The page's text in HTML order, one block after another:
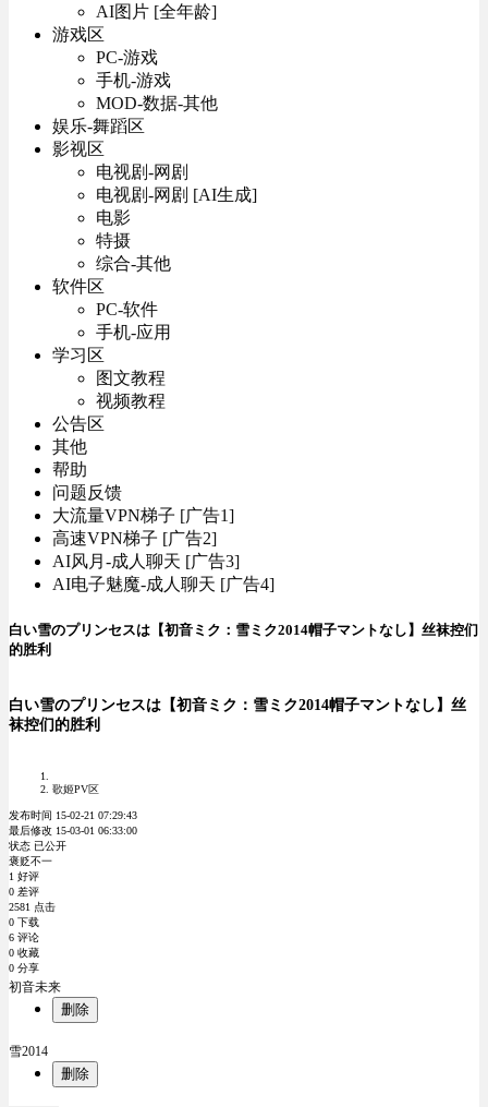
AI图片 [全年龄]
游戏区
PC-游戏
手机-游戏
MOD-数据-其他
娱乐-舞蹈区
影视区
电视剧-网剧
电视剧-网剧 [AI生成]
电影
特摄
综合-其他
软件区
PC-软件
手机-应用
学习区
图文教程
视频教程
公告区
其他
帮助
问题反馈
大流量VPN梯子 [广告1]
高速VPN梯子 [广告2]
AI风月-成人聊天 [广告3]
AI电子魅魔-成人聊天 [广告4]
白い雪のプリンセスは【初音ミク：雪ミク2014帽子マントなし】丝袜控们
的胜利
白い雪のプリンセスは【初音ミク：雪ミク2014帽子マントなし】丝
袜控们的胜利
歌姬PV区
发布时间 15-02-21 07:29:43
最后修改 15-03-01 06:33:00
状态 已公开
褒贬不一
1 好评
0 差评
2581 点击
0 下载
6 评论
0 收藏
0 分享
初音未来
删除
雪2014
删除